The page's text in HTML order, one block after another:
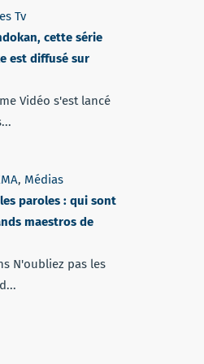
Tv
cette série
est diffusé sur
Vidéo s'est lancé
, Médias
paroles : qui sont
maestros de
N'oubliez pas les